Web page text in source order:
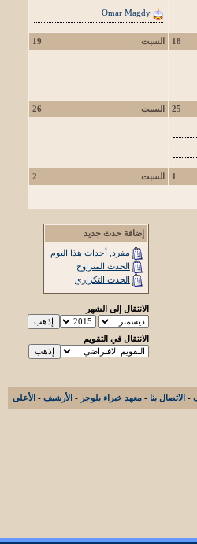
Omar Magdy
18
19 السبت
25
26 السبت
1
2 السبت
إضافة حدث جديد
مفرد, أحداث هذا اليوم
الحدث المتراوح
الحدث التكراري
الانتقال إلى الشهر
الانتقال في التقويم
- الاتصال بنا - معهد خبراء بلوجر - الأرشيف - الأعلى